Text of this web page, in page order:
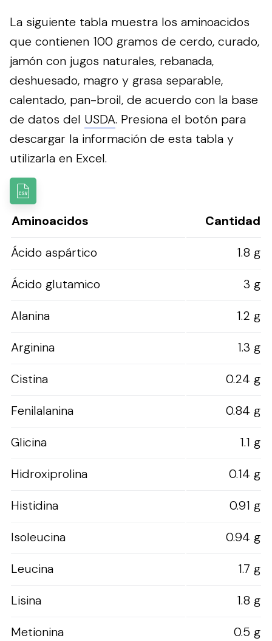
La siguiente tabla muestra los aminoacidos
que contienen 100 gramos de cerdo, curado,
jamón con jugos naturales, rebanada,
deshuesado, magro y grasa separable,
calentado, pan-broil, de acuerdo con la base
de datos del USDA. Presiona el botón para
descargar la información de esta tabla y
utilizarla en Excel.
Aminoacidos
Cantidad
Ácido aspártico
1.8 g
Ácido glutamico
3 g
Alanina
1.2 g
Arginina
1.3 g
Cistina
0.24 g
Fenilalanina
0.84 g
Glicina
1.1 g
Hidroxiprolina
0.14 g
Histidina
0.91 g
Isoleucina
0.94 g
Leucina
1.7 g
Lisina
1.8 g
Metionina
0.5 g